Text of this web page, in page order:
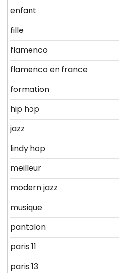
enfant
fille
flamenco
flamenco en france
formation
hip hop
jazz
lindy hop
meilleur
modern jazz
musique
pantalon
paris 11
paris 13